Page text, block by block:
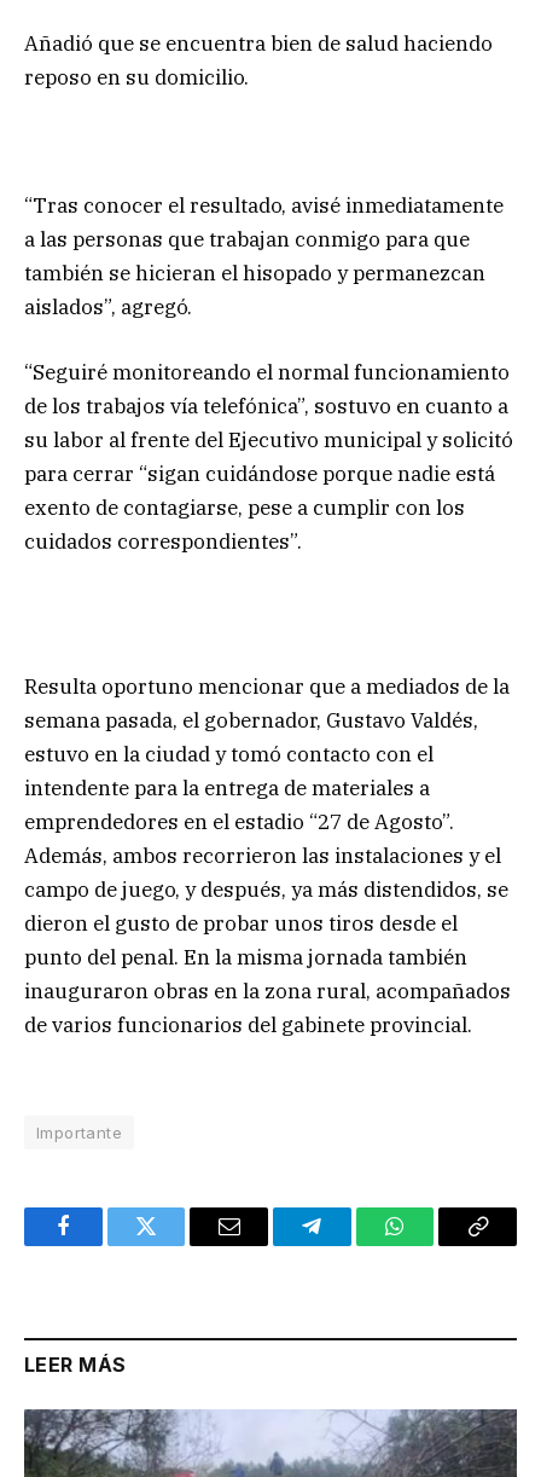
Añadió que se encuentra bien de salud haciendo
reposo en su domicilio.
“Tras conocer el resultado, avisé inmediatamente
a las personas que trabajan conmigo para que
también se hicieran el hisopado y permanezcan
aislados”, agregó.
“Seguiré monitoreando el normal funcionamiento
de los trabajos vía telefónica”, sostuvo en cuanto a
su labor al frente del Ejecutivo municipal y solicitó
para cerrar “sigan cuidándose porque nadie está
exento de contagiarse, pese a cumplir con los
cuidados correspondientes”.
Resulta oportuno mencionar que a mediados de la
semana pasada, el gobernador, Gustavo Valdés,
estuvo en la ciudad y tomó contacto con el
intendente para la entrega de materiales a
emprendedores en el estadio “27 de Agosto”.
Además, ambos recorrieron las instalaciones y el
campo de juego, y después, ya más distendidos, se
dieron el gusto de probar unos tiros desde el
punto del penal. En la misma jornada también
inauguraron obras en la zona rural, acompañados
de varios funcionarios del gabinete provincial.
Importante
FacebookTwitter Email TelegramWhatsAppCopy
LEER MÁS